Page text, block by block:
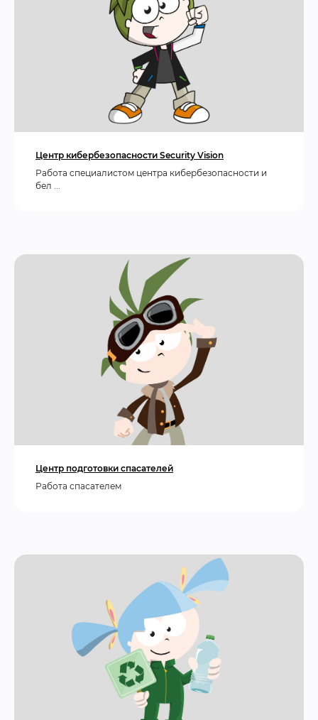
Центр кибербезопасности Security Vision
Работа cпециалистом центра кибербезопасности и
бел ...
Центр подготовки спасателей
Работа спасателем